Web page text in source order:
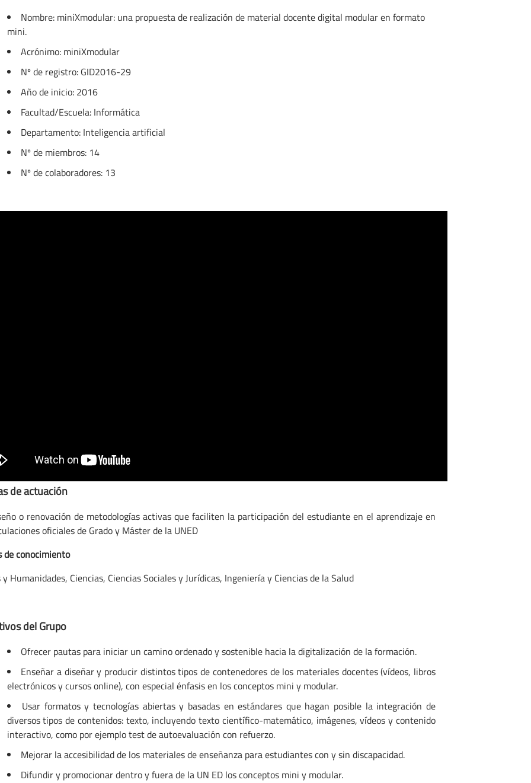
Nombre: miniXmodular: una propuesta de realización de material docente digital modular en formato
mini.
Acrónimo: miniXmodular
Nº de registro: GID2016-29
Año de inicio: 2016
Facultad/Escuela: Informática
Departamento: Inteligencia artificial
Nº de miembros: 14
Nº de colaboradores: 13
de actuación
o renovación de metodologías activas que faciliten la participación del estudiante en el aprendizaje en
oficiales de Grado y Máster de la UNED
de conocimiento
Humanidades, Ciencias, Ciencias Sociales y Jurídicas, Ingeniería y Ciencias de la Salud
del Grupo
Ofrecer pautas para iniciar un camino ordenado y sostenible hacia la digitalización de la formación.
Enseñar a diseñar y producir distintos tipos de contenedores de los materiales docentes (vídeos, libros
electrónicos y cursos online), con especial énfasis en los conceptos mini y modular.
Usar formatos y tecnologías abiertas y basadas en estándares que hagan posible la integración de
diversos tipos de contenidos: texto, incluyendo texto científico-matemático, imágenes, vídeos y contenido
interactivo, como por ejemplo test de autoevaluación con refuerzo.
Mejorar la accesibilidad de los materiales de enseñanza para estudiantes con y sin discapacidad.
Difundir y promocionar dentro y fuera de la UN ED los conceptos mini y modular.